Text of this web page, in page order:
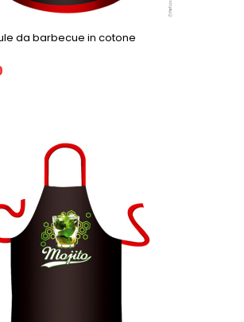
da barbecue in cotone